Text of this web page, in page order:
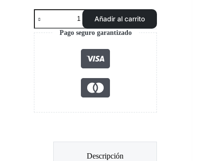
Pantalón
Cargo
HW
Dakota
Antiácido
Carbon
Grey
cantidad
Añadir al carrito
Pago seguro garantizado
Descripción